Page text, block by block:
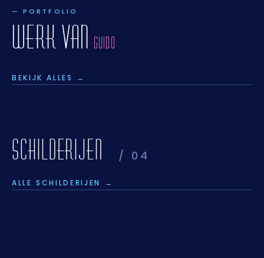
— PORTFOLIO
WERK VAN GUIDO
BEKIJK ALLES →
SCHILDERIJEN / 04
ALLE SCHILDERIJEN →